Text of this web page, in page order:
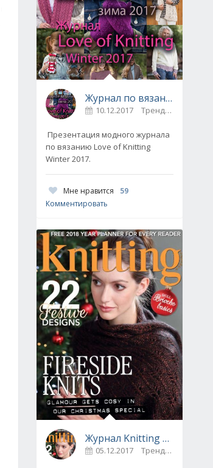
Журнал по вязанию Love of Knitting выпуск Зима 2017
10.12.2017 Тренды / Вдохновение
Презентация модного журнала
по вязанию Love of Knitting
Winter 2017.
Мне нравится
59
Комментировать
Журнал Knitting № 175, декабрь 2017
05.12.2017 Тренды